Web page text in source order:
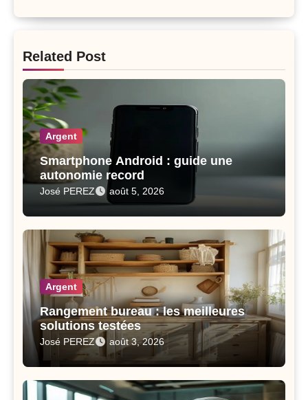
Related Post
Argent
Smartphone Android : guide une
autonomie record
José PEREZ août 5, 2026
Argent
Rangement bureau : les meilleures
solutions testées
José PEREZ août 3, 2026